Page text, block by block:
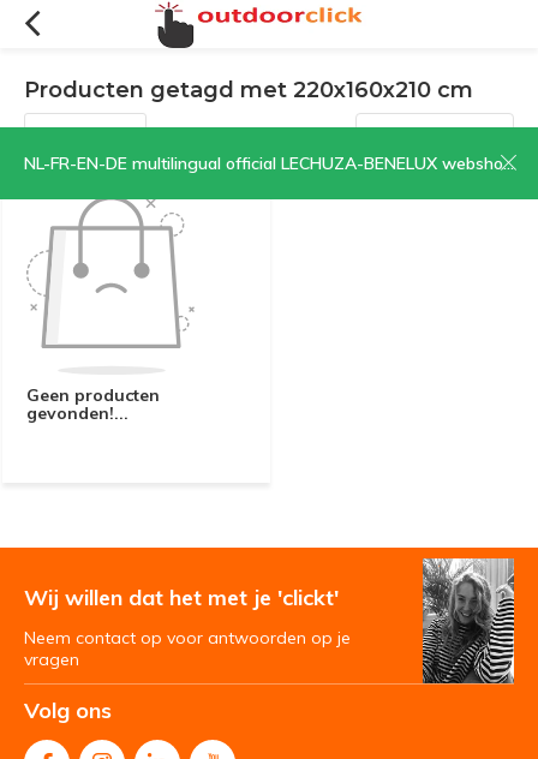
NL-FR-EN-DE multilingual official LECHUZA-BENELUX webshop | CLICK HERE NOW!
Producten getagd met 220x160x210 cm
Filters Sorteren op:
Geen producten
gevonden!...
Wij willen dat het met je 'clickt'
Neem contact op voor antwoorden op je
vragen
Volg ons